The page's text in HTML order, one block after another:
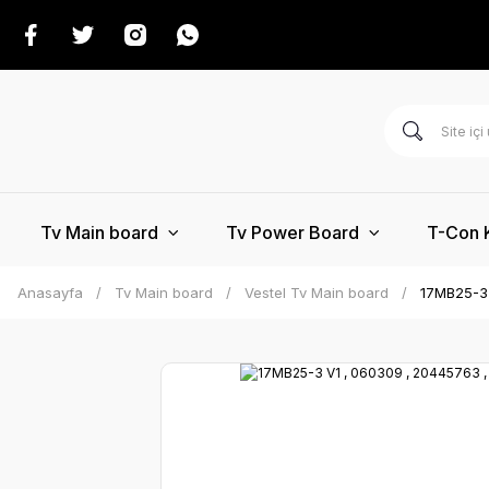
Tv Main board Tv Power Board T-Con
Anasayfa Tv Main board Vestel Tv Main board 17MB25-